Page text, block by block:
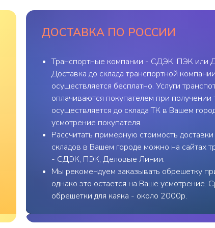
ДОСТАВКА ПО РОССИИ
Транспортные компании - СДЭК, ПЭК или
Доставка до склада транспортной
осуществляется бесплатно. Услуги
оплачиваются покупателем при получении
осуществляется до склада ТК в Вашем
усмотрение покупателя.
Рассчитать примерную стоимость
складов в Вашем городе можно на сайтах
- СДЭК, ПЭК, Деловые Линии.
Мы рекомендуем заказывать обрешетку
однако это остается на Ваше усмотрение.
обрешетки для каяка - около 2000р.